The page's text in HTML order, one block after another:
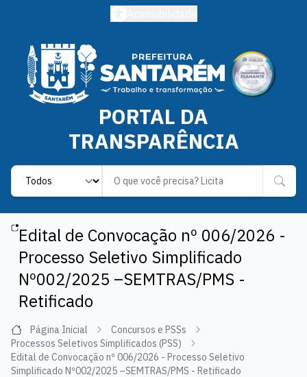
PORTAL DA
TRANSPARÊNCIA
Label
Edital de Convocação nº 006/2026 -
Processo Seletivo Simplificado
Nº002/2025 –SEMTRAS/PMS -
Retificado
Página Inicial
Concursos e PSSs
Processos Seletivos Simplificados (PSS)
Edital de Convocação nº 006/2026 - Processo Seletivo
Simplificado Nº002/2025 –SEMTRAS/PMS - Retificado